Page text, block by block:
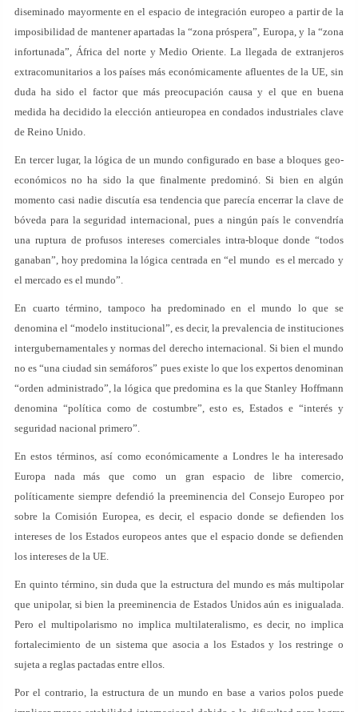
diseminado mayormente en el espacio de integración europeo a partir de la
imposibilidad de mantener apartadas la “zona próspera”, Europa, y la “zona
infortunada”, África del norte y Medio Oriente. La llegada de extranjeros
extracomunitarios a los países más económicamente afluentes de la UE, sin
duda ha sido el factor que más preocupación causa y el que en buena
medida ha decidido la elección antieuropea en condados industriales clave
de Reino Unido.
En tercer lugar, la lógica de un mundo configurado en base a bloques geo-
económicos no ha sido la que finalmente predominó. Si bien en algún
momento casi nadie discutía esa tendencia que parecía encerrar la clave de
bóveda para la seguridad internacional, pues a ningún país le convendría
una ruptura de profusos intereses comerciales intra-bloque donde “todos
ganaban”, hoy predomina la lógica centrada en “el mundo es el mercado y
el mercado es el mundo”.
En cuarto término, tampoco ha predominado en el mundo lo que se
denomina el “modelo institucional”, es decir, la prevalencia de instituciones
intergubernamentales y normas del derecho internacional. Si bien el mundo
no es “una ciudad sin semáforos” pues existe lo que los expertos denominan
“orden administrado”, la lógica que predomina es la que Stanley Hoffmann
denomina “política como de costumbre”, esto es, Estados e “interés y
seguridad nacional primero”.
En estos términos, así como económicamente a Londres le ha interesado
Europa nada más que como un gran espacio de libre comercio,
políticamente siempre defendió la preeminencia del Consejo Europeo por
sobre la Comisión Europea, es decir, el espacio donde se defienden los
intereses de los Estados europeos antes que el espacio donde se defienden
los intereses de la UE.
En quinto término, sin duda que la estructura del mundo es más multipolar
que unipolar, si bien la preeminencia de Estados Unidos aún es inigualada.
Pero el multipolarismo no implica multilateralismo, es decir, no implica
fortalecimiento de un sistema que asocia a los Estados y los restringe o
sujeta a reglas pactadas entre ellos.
Por el contrario, la estructura de un mundo en base a varios polos puede